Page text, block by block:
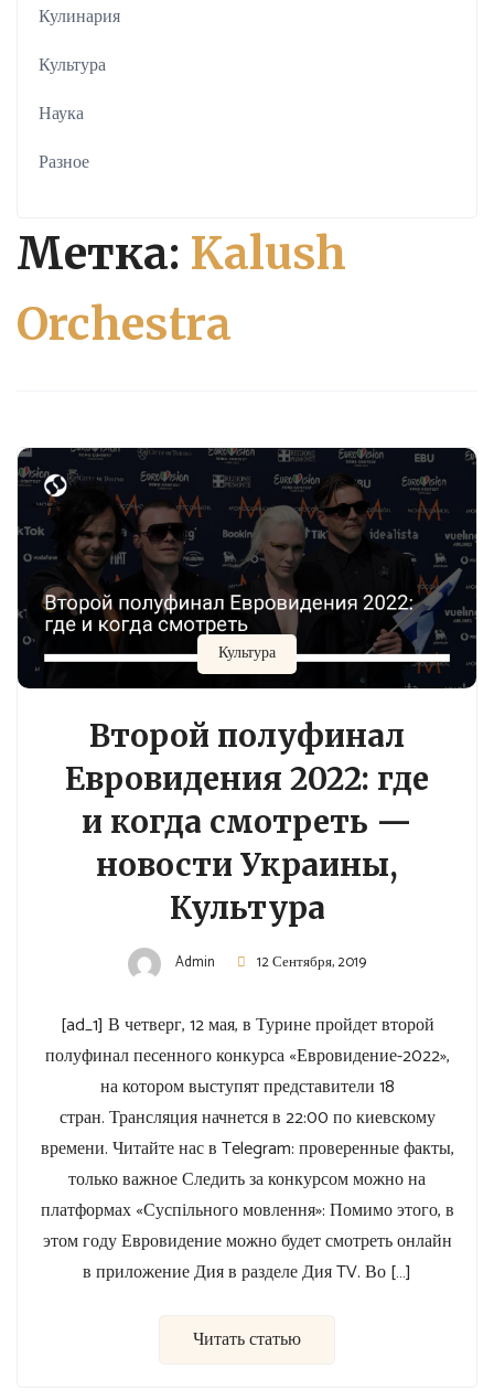
Метка: Kalush
Orchestra
Культура
Второй полуфинал
Евровидения 2022: где
и когда смотреть —
новости Украины,
Культура
Admin 12 Сентября, 2019
[ad_1] В четверг, 12 мая, в Турине пройдет второй
полуфинал песенного конкурса «Евровидение-2022»,
на котором выступят представители 18
стран. Трансляция начнется в 22:00 по киевскому
времени. Читайте нас в Telegram: проверенные факты,
только важное Следить за конкурсом можно на
платформах «Суспільного мовлення»: Помимо этого, в
этом году Евровидение можно будет смотреть онлайн
в приложение Дия в разделе Дия TV. Во […]
Читать статью
Кулинария
Культура
Наука
Разное